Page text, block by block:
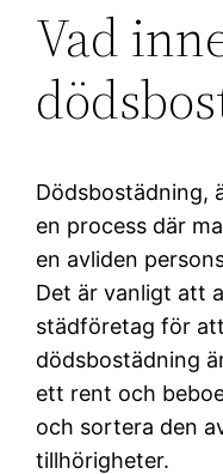
Vad
Dödsbostädning,
en process där
en avliden
Det är vanligt att
städföretag för
dödsbostädning
ett rent och
och sortera den
tillhörigheter.